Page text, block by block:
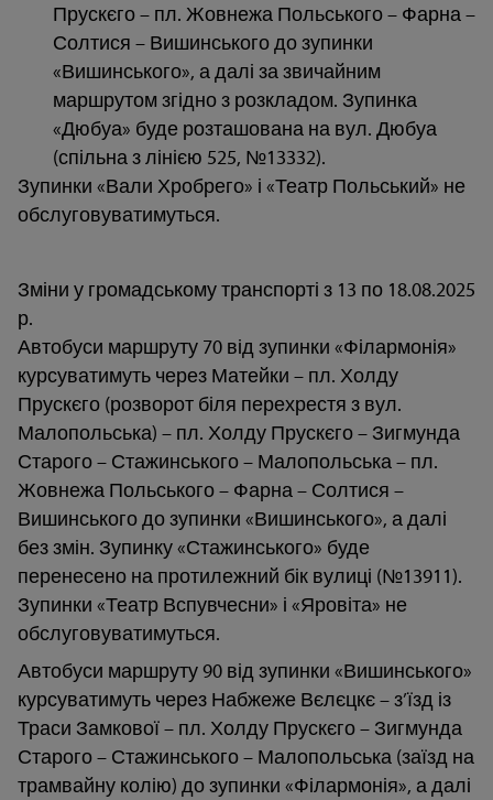
Прускєго – пл. Жовнежа Польського – Фарна –
Солтися – Вишинського до зупинки
«Вишинського», а далі за звичайним
маршрутом згідно з розкладом. Зупинка
«Дюбуа» буде розташована на вул. Дюбуа
(спільна з лінією 525, №13332).
Зупинки «Вали Хробрего» і «Театр Польський» не
обслуговуватимуться.
Зміни у громадському транспорті з 13 по 18.08.2025
р.
Автобуси маршруту 70 від зупинки «Філармонія»
курсуватимуть через Матейки – пл. Холду
Прускєго (розворот біля перехрестя з вул.
Малопольська) – пл. Холду Прускєго – Зигмунда
Старого – Стажинського – Малопольська – пл.
Жовнежа Польського – Фарна – Солтися –
Вишинського до зупинки «Вишинського», а далі
без змін. Зупинку «Стажинського» буде
перенесено на протилежний бік вулиці (№13911).
Зупинки «Театр Вспувчесни» і «Яровіта» не
обслуговуватимуться.
Автобуси маршруту 90 від зупинки «Вишинського»
курсуватимуть через Набжеже Вєлєцкє – з’їзд із
Траси Замкової – пл. Холду Прускєго – Зигмунда
Старого – Стажинського – Малопольська (заїзд на
трамвайну колію) до зупинки «Філармонія», а далі